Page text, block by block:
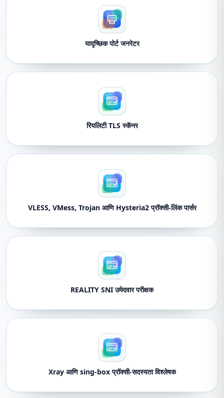
यादृच्छिक पोर्ट जनरेटर
रियलिटी TLS स्कॅनर
VLESS, VMess, Trojan आणि Hysteria2 प्रॉक्सी-लिंक पार्सर
REALITY SNI उमेदवार परीक्षक
Xray आणि sing-box प्रॉक्सी-सदस्यता विश्लेषक